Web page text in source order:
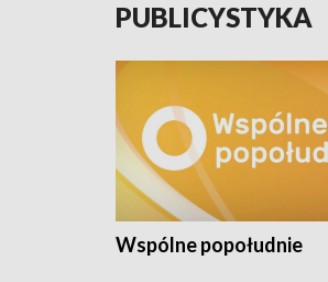
PUBLICYSTYKA
Wspólne popołudnie